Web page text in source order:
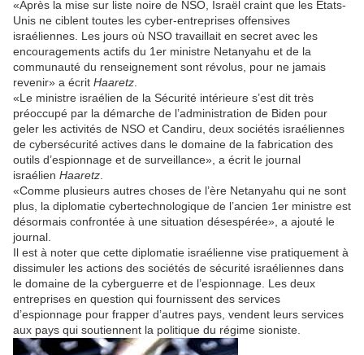
«Après la mise sur liste noire de NSO, Israël craint que les États-
Unis ne ciblent toutes les cyber-entreprises offensives
israéliennes. Les jours où NSO travaillait en secret avec les
encouragements actifs du 1er ministre Netanyahu et de la
communauté du renseignement sont révolus, pour ne jamais
revenir» a écrit Haaretz
«Le ministre israélien de la Sécurité intérieure s’est dit très
préoccupé par la démarche de l’administration de Biden pour
geler les activités de NSO et Candiru, deux sociétés israéliennes
de cybersécurité actives dans le domaine de la fabrication des
outils d’espionnage et de surveillance», a écrit le journal
israélien Haaretz
«Comme plusieurs autres choses de l’ère Netanyahu qui ne sont
plus, la diplomatie cybertechnologique de l’ancien 1er ministre est
désormais confrontée à une situation désespérée», a ajouté le
journal.
Il est à noter que cette diplomatie israélienne vise pratiquement à
dissimuler les actions des sociétés de sécurité israéliennes dans
le domaine de la cyberguerre et de l’espionnage. Les deux
entreprises en question qui fournissent des services
d’espionnage pour frapper d’autres pays, vendent leurs services
aux pays qui soutiennent la politique du régime sioniste.